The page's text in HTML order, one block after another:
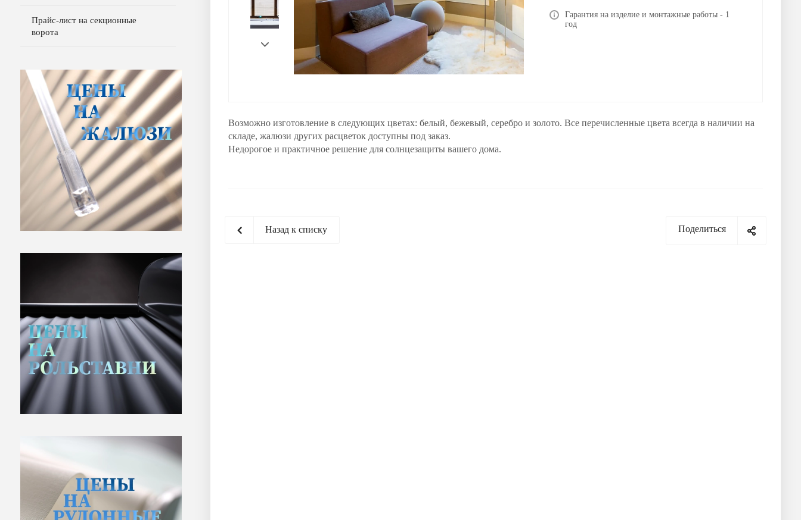
Гарантия на изделие и монтажные работы - 1
год
Возможно изготовление в следующих цветах: белый, бежевый, серебро и золото. Все перечисленные цвета всегда в наличии на
складе, жалюзи других расцветок доступны под заказ.
Недорогое и практичное решение для солнцезащиты вашего дома.
Поделиться
Назад к списку
Прайс-лист на секционные
ворота